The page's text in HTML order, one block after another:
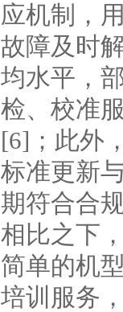
应机制，
故障及时
均水平，
检、校准
[6]；此外
标准更新
期符合合
相比之下
简单的机
培训服务